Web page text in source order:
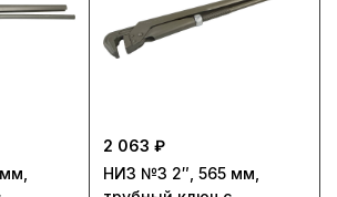
2 063 ₽
НИЗ №3 2″, 565 мм,